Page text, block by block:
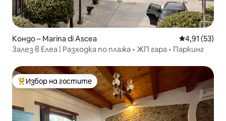
Кондо – Marina di Ascea Средна
4,91 (53)
Залез в Елеа | Разходка по плажа • ЖП гара • Паркинг
Най-популярен избор на гостите
Избор на гостите